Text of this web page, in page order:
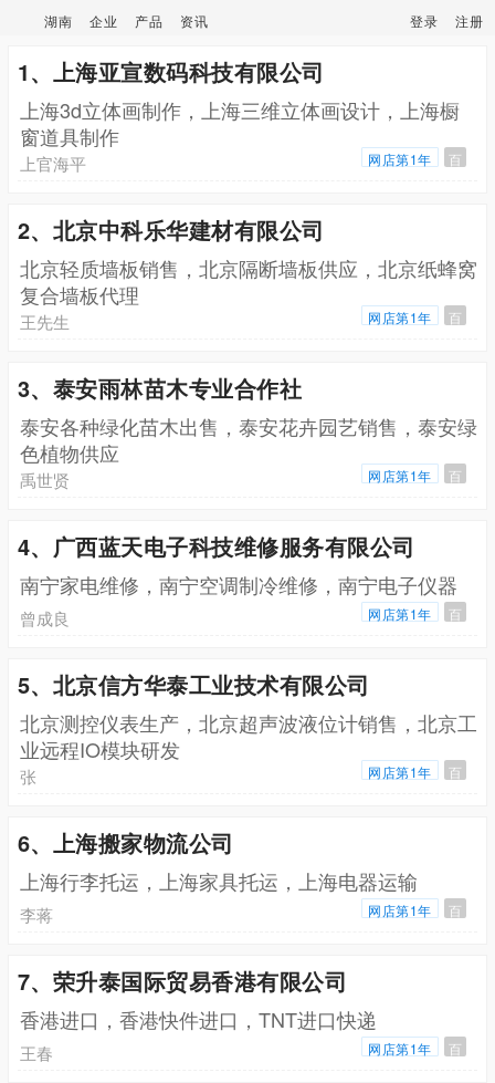
湖南 企业 产品 资讯 登录 注册
1、上海亚宣数码科技有限公司
上海3d立体画制作，上海三维立体画设计，上海橱
窗道具制作
上官海平 网店第1年 百
2、北京中科乐华建材有限公司
北京轻质墙板销售，北京隔断墙板供应，北京纸蜂窝
复合墙板代理
王先生 网店第1年 百
3、泰安雨林苗木专业合作社
泰安各种绿化苗木出售，泰安花卉园艺销售，泰安绿
色植物供应
禹世贤 网店第1年 百
4、广西蓝天电子科技维修服务有限公司
南宁家电维修，南宁空调制冷维修，南宁电子仪器
曾成良 网店第1年 百
5、北京信方华泰工业技术有限公司
北京测控仪表生产，北京超声波液位计销售，北京工
业远程IO模块研发
张 网店第1年 百
6、上海搬家物流公司
上海行李托运，上海家具托运，上海电器运输
李蒋 网店第1年 百
7、荣升泰国际贸易香港有限公司
香港进口，香港快件进口，TNT进口快递
王春 网店第1年 百